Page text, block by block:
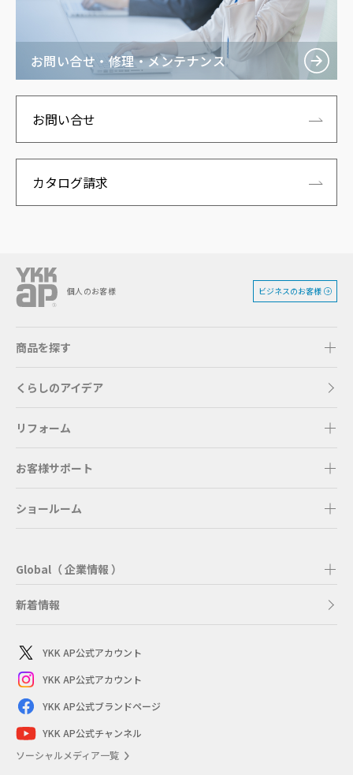
お問い合せ・修理・メンテナンス
お問い合せ
カタログ請求
個人のお客様 ビジネスのお客様
商品を探す
くらしのアイデア
リフォーム
お客様サポート
ショールーム
Global（ 企業情報 ）
新着情報
YKK AP公式アカウント
YKK AP公式アカウント
YKK AP公式ブランドページ
YKK AP公式チャンネル
ソーシャルメディア一覧